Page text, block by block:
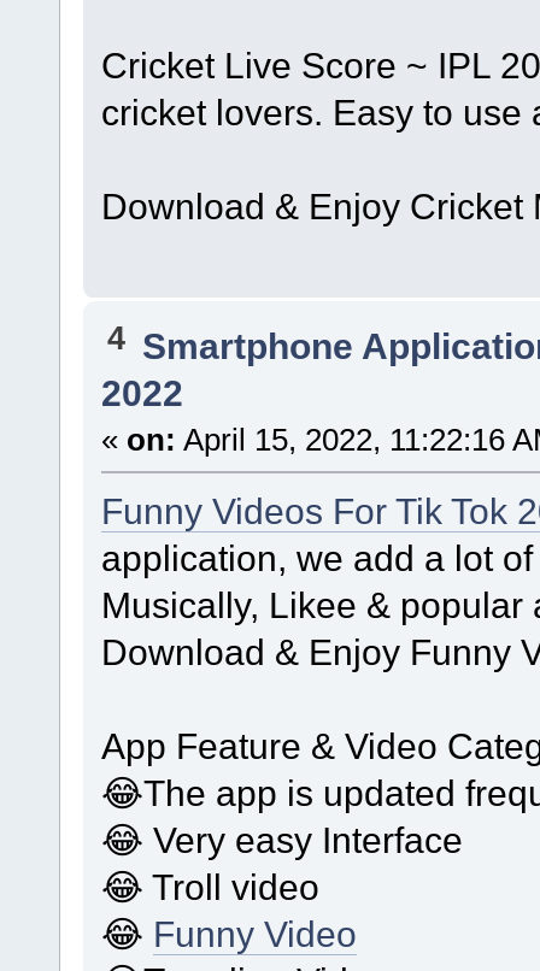
Cricket Live Score ~ IPL
cricket lovers. Easy to
Download & Enjoy Cricket
4 Smartphone
2022
« on: April 15, 2022, 11:22:16
Funny Videos For Tik Tok
application, we add a lot
Musically, Likee & popular
Download & Enjoy Funny
App Feature & Video
😂The app is updated
😂 Very easy Interface
😂 Troll video
😂 Funny Video